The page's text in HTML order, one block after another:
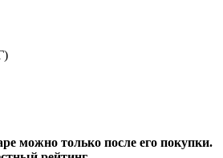
можно только после его покупки.